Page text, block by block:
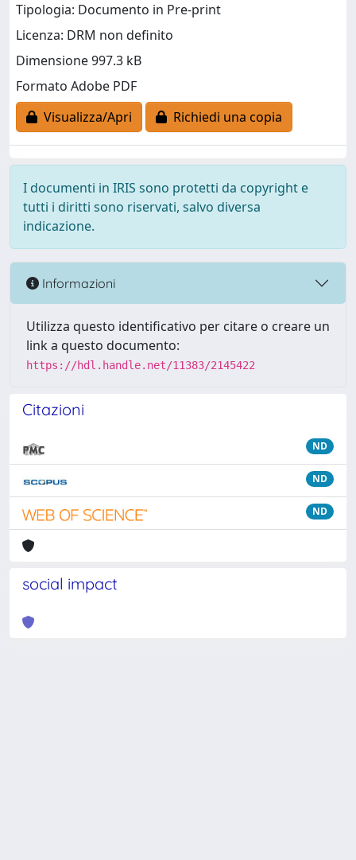
Tipologia: Documento in Pre-print
Licenza: DRM non definito
Dimensione 997.3 kB
Formato Adobe PDF
Visualizza/Apri
Richiedi una copia
I documenti in IRIS sono protetti da copyright e
tutti i diritti sono riservati, salvo diversa
indicazione.
Informazioni
Utilizza questo identificativo per citare o creare un
link a questo documento:
https://hdl.handle.net/11383/2145422
Citazioni
ND
ND
ND
social impact